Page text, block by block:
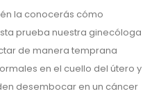
la conocerás cómo
prueba nuestra ginecóloga
de manera temprana
en el cuello del útero y
desembocar en un cáncer